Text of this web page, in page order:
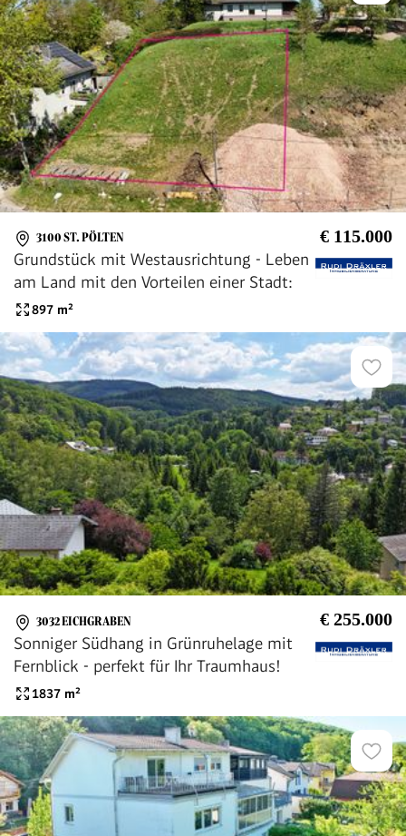
3100 ST. PÖLTEN € 115.000
Grundstück mit Westausrichtung - Leben
am Land mit den Vorteilen einer Stadt:
897 m²
3032 EICHGRABEN € 255.000
Sonniger Südhang in Grünruhelage mit
Fernblick - perfekt für Ihr Traumhaus!
1837 m²